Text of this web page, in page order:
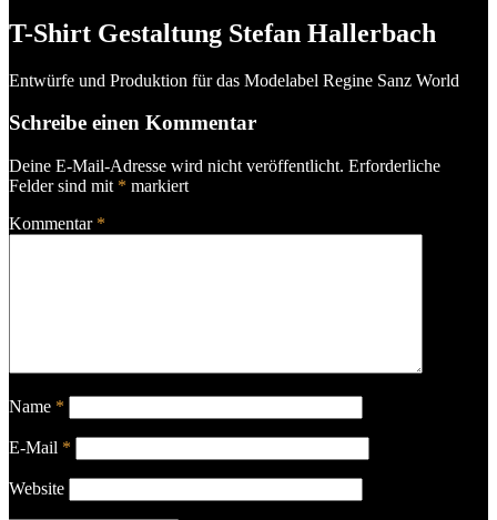
T-Shirt Gestaltung Stefan Hallerbach
Entwürfe und Produktion für das Modelabel Regine Sanz World
Schreibe einen Kommentar
Deine E-Mail-Adresse wird nicht veröffentlicht. Erforderliche
Felder sind mit * markiert
Kommentar *
Name *
E-Mail *
Website